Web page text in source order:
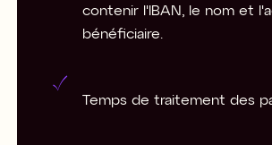
contenir l'IBAN, le nom et
bénéficiaire.
Temps de traitement des